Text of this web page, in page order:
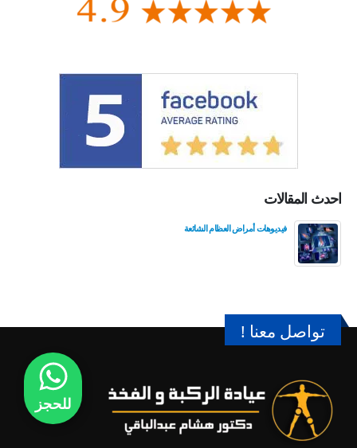
احدث المقالات
فيديوهات أمراض العظام الشائعة
تواصل معنا !
للحجز